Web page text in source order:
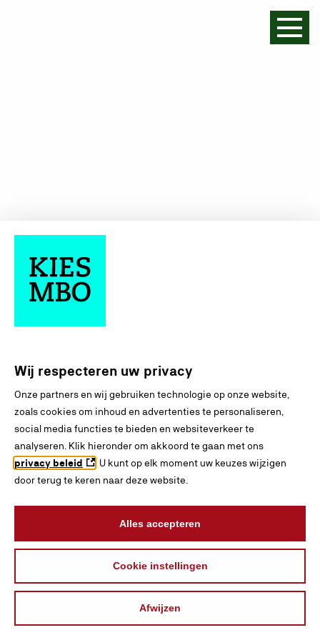
INTERESSES BLADEREN ZOEKEN VERGELIJKEN ONTDEKKEN
Wij respecteren uw privacy
Onze partners en wij gebruiken technologie op onze website,
zoals cookies om inhoud en advertenties te personaliseren,
social media functies te bieden en websiteverkeer te
analyseren. Klik hieronder om akkoord te gaan met ons
privacy beleid
. U kunt op elk moment uw keuzes wijzigen
door terug te keren naar deze website.
Alles accepteren
Cookie instellingen
Afwijzen